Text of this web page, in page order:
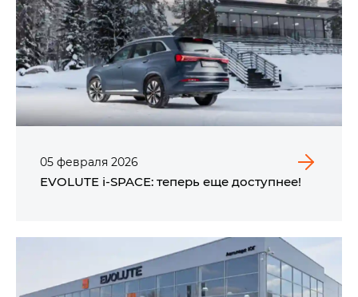
05 февраля 2026
EVOLUTE i‑SPACE: теперь еще доступнее!